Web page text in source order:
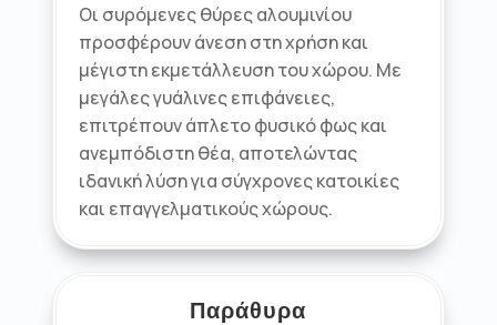
Οι συρόμενες θύρες αλουμινίου
προσφέρουν άνεση στη χρήση και
μέγιστη εκμετάλλευση του χώρου. Με
μεγάλες γυάλινες επιφάνειες,
επιτρέπουν άπλετο φυσικό φως και
ανεμπόδιστη θέα, αποτελώντας
ιδανική λύση για σύγχρονες κατοικίες
και επαγγελματικούς χώρους.
Παράθυρα